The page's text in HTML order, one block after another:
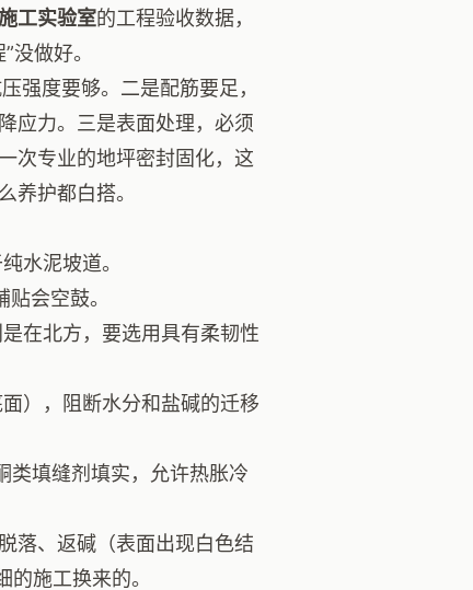
工实验室的工程验收数据，
做好。
强度要够。二是配筋要足，
应力。三是表面处理，必须
次专业的地坪密封固化，这
养护都白搭。
水泥坡道。
会空鼓。
在北方，要选用具有柔韧性
），阻断水分和盐碱的迁移
类填缝剂填实，允许热胀冷
落、返碱（表面出现白色结
施工换来的。